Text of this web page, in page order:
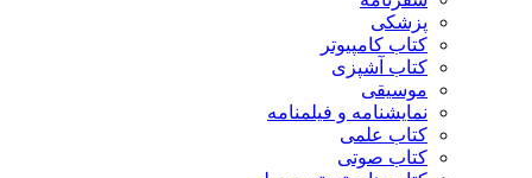
پزشکی
کتاب کامپیوتر
کتاب آشپزی
موسیقی
نمایشنامه و فیلمنامه
کتاب علمی
کتاب صوتی